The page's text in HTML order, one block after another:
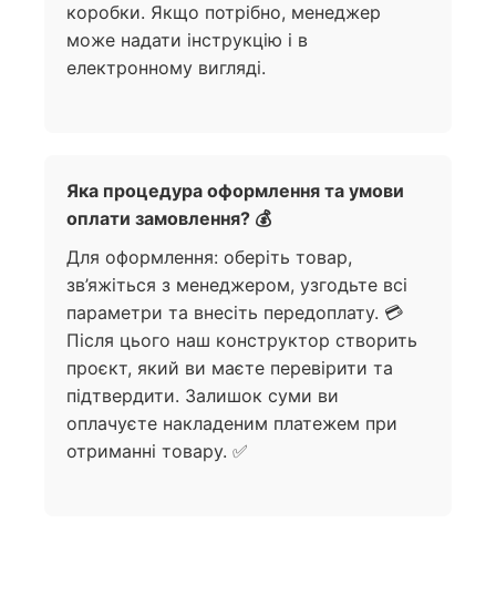
коробки. Якщо потрібно, менеджер
може надати інструкцію і в
електронному вигляді.
Яка процедура оформлення та умови
оплати замовлення? 💰
Для оформлення: оберіть товар,
зв’яжіться з менеджером, узгодьте всі
параметри та внесіть передоплату. 💳
Після цього наш конструктор створить
проєкт, який ви маєте перевірити та
підтвердити. Залишок суми ви
оплачуєте накладеним платежем при
отриманні товару. ✅